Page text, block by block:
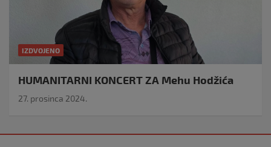
IZDVOJENO
HUMANITARNI KONCERT ZA Mehu Hodžića
27. prosinca 2024.